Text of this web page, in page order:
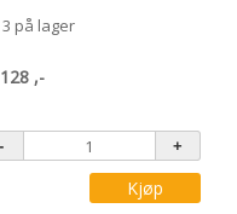
3 på lager
128 ,-
Kjøp